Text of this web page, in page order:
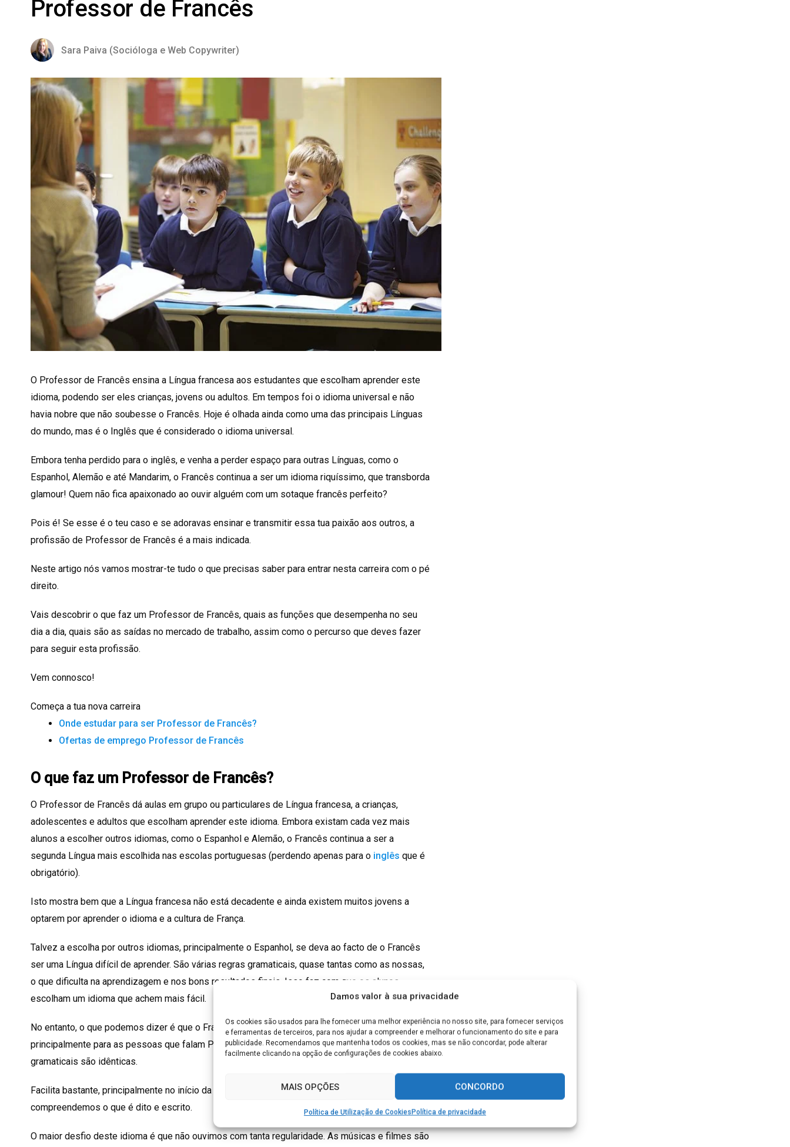
Damos valor à sua privacidade
Os cookies são usados para lhe fornecer uma melhor experiência no nosso site, para fornecer serviços
e ferramentas de terceiros, para nos ajudar a compreender e melhorar o funcionamento do site e para
publicidade. Recomendamos que mantenha todos os cookies, mas se não concordar, pode alterar
facilmente clicando na opção de configurações de cookies abaixo.
CONCORDO
MAIS OPÇÕES
Política de Utilização de CookiesPolítica de privacidade
Professor de Francês
Sara Paiva (Socióloga e Web Copywriter)
O Professor de Francês ensina a Língua francesa aos estudantes que escolham aprender este
idioma, podendo ser eles crianças, jovens ou adultos. Em tempos foi o idioma universal e não
havia nobre que não soubesse o Francês. Hoje é olhada ainda como uma das principais Línguas
do mundo, mas é o Inglês que é considerado o idioma universal.
Embora tenha perdido para o inglês, e venha a perder espaço para outras Línguas, como o
Espanhol, Alemão e até Mandarim, o Francês continua a ser um idioma riquíssimo, que transborda
glamour! Quem não fica apaixonado ao ouvir alguém com um sotaque francês perfeito?
Pois é! Se esse é o teu caso e se adoravas ensinar e transmitir essa tua paixão aos outros, a
profissão de Professor de Francês é a mais indicada.
Neste artigo nós vamos mostrar-te tudo o que precisas saber para entrar nesta carreira com o pé
direito.
Vais descobrir o que faz um Professor de Francês, quais as funções que desempenha no seu
dia a dia, quais são as saídas no mercado de trabalho, assim como o percurso que deves fazer
para seguir esta profissão.
Vem connosco!
Começa a tua nova carreira
Onde estudar para ser Professor de Francês?
Ofertas de emprego Professor de Francês
O que faz um Professor de Francês?
O Professor de Francês dá aulas em grupo ou particulares de Língua francesa, a crianças,
adolescentes e adultos que escolham aprender este idioma. Embora existam cada vez mais
alunos a escolher outros idiomas, como o Espanhol e Alemão, o Francês continua a ser a
segunda Língua mais escolhida nas escolas portuguesas (perdendo apenas para o inglês que é
obrigatório).
Isto mostra bem que a Língua francesa não está decadente e ainda existem muitos jovens a
optarem por aprender o idioma e a cultura de França.
Talvez a escolha por outros idiomas, principalmente o Espanhol, se deva ao facto de o Francês
ser uma Língua difícil de aprender. São várias regras gramaticais, quase tantas como as nossas,
o que dificulta na aprendizagem e nos bons resultados finais. Isso faz com que os alunos
escolham um idioma que achem mais fácil.
No entanto, o que podemos dizer é que o Francês se torna até muito fácil de aprender,
principalmente para as pessoas que falam Português. O vocabulário é muito similar e as regras
gramaticais são idênticas.
Facilita bastante, principalmente no início da aprendizagem, porque mais facilmente
compreendemos o que é dito e escrito.
O maior desfio deste idioma é que não ouvimos com tanta regularidade. As músicas e filmes são